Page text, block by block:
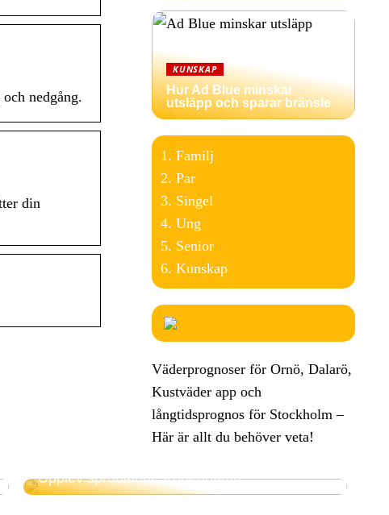
nedgång.
din
KUNSKAP
Hur Ad Blue minskar
utsläpp och sparar bränsle
Familj
Par
Singel
Ung
Senior
Kunskap
Väderprognoser för Ornö, Dalarö,
Kustväder app och
långtidsprognos för Stockholm –
Här är allt du behöver veta!
Upplev sprudlande Köpenhamn